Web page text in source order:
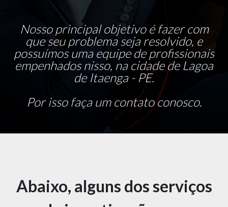
Nosso principal objetivo é fazer com
que seu problema seja resolvido, e
possuímos uma equipe de profissionais
empenhados nisso, na cidade de Lagoa
de Itaenga - PE.
Por isso faça um contato conosco.
Abaixo, alguns dos serviços